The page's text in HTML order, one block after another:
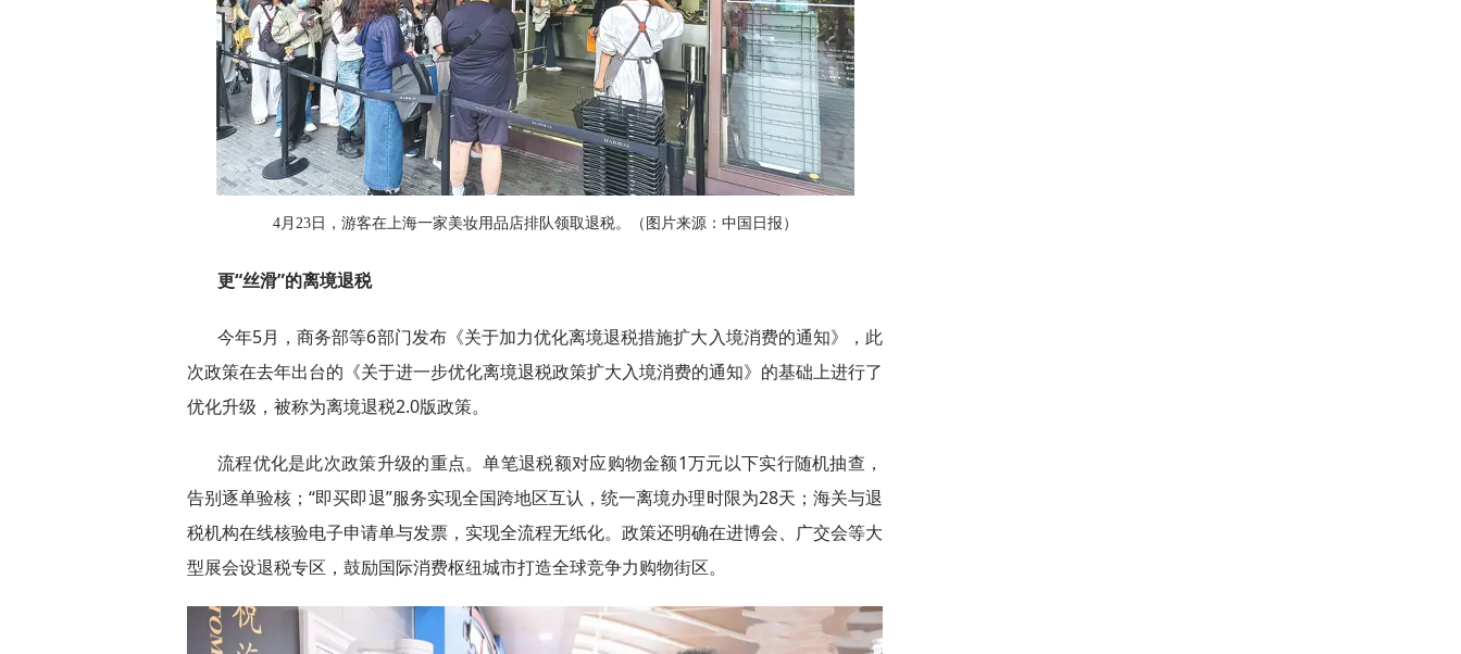
4月23日，游客在上海一家美妆用品店排队领取退税。（图片来源：中国日报）
更“丝滑”的离境退税
今年5月，商务部等6部门发布《关于加力优化离境退税措施扩大入境消费的通知》，此
次政策在去年出台的《关于进一步优化离境退税政策扩大入境消费的通知》的基础上进行了
优化升级，被称为离境退税2.0版政策。
流程优化是此次政策升级的重点。单笔退税额对应购物金额1万元以下实行随机抽查，
告别逐单验核；“即买即退”服务实现全国跨地区互认，统一离境办理时限为28天；海关与退
税机构在线核验电子申请单与发票，实现全流程无纸化。政策还明确在进博会、广交会等大
型展会设退税专区，鼓励国际消费枢纽城市打造全球竞争力购物街区。